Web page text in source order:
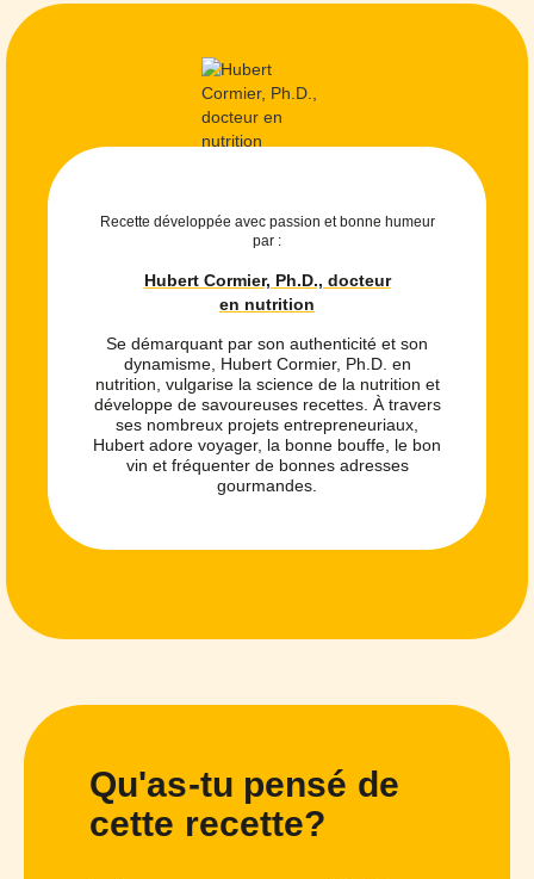
Recette développée avec passion et bonne humeur
par :
Hubert Cormier, Ph.D., docteur
en nutrition
Se démarquant par son authenticité et son
dynamisme, Hubert Cormier, Ph.D. en
nutrition, vulgarise la science de la nutrition et
développe de savoureuses recettes. À travers
ses nombreux projets entrepreneuriaux,
Hubert adore voyager, la bonne bouffe, le bon
vin et fréquenter de bonnes adresses
gourmandes.
Qu'as-tu pensé de
cette recette?